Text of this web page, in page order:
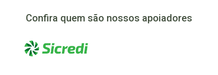
Confira quem são nossos apoiadores